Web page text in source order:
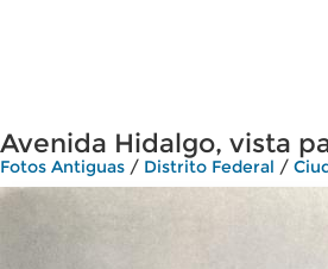
Avenida Hidalgo, vista
Fotos Antiguas / Distrito Federal /